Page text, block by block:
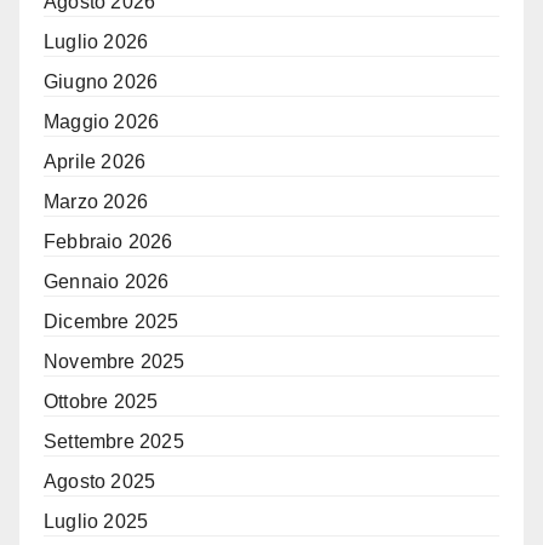
Luglio 2026
Giugno 2026
Maggio 2026
Aprile 2026
Marzo 2026
Febbraio 2026
Gennaio 2026
Dicembre 2025
Novembre 2025
Ottobre 2025
Settembre 2025
Agosto 2025
Luglio 2025